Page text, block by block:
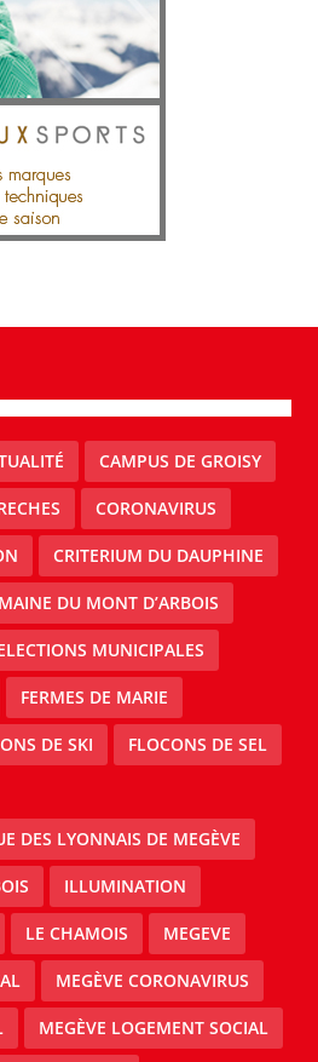
CAMPUS DE GROISY
CORONAVIRUS
CRITERIUM DU DAUPHINE
DU MONT D’ARBOIS
MUNICIPALES
FERMES DE MARIE
DE SKI FLOCONS DE SEL
DES LYONNAIS DE MEGÈVE
ILLUMINATION
LE CHAMOIS MEGEVE
MEGÈVE CORONAVIRUS
MEGÈVE LOGEMENT SOCIAL